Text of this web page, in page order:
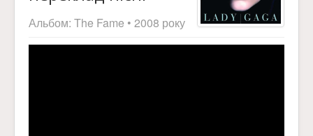
Альбом: The Fame • 2008 року